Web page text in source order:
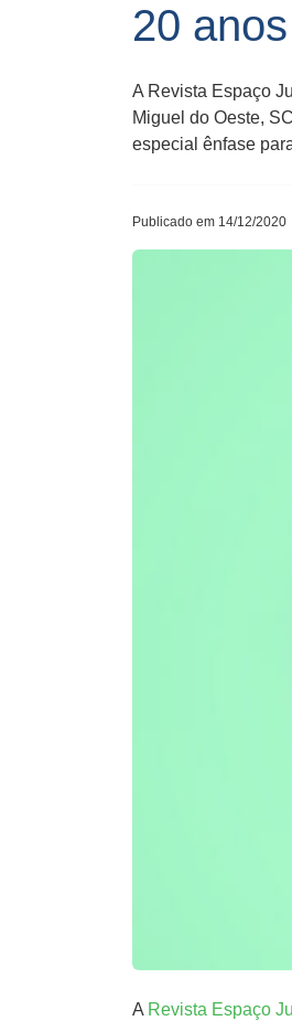
20 anos
A Revista Espaço
Miguel do Oeste,
especial ênfase
Publicado em 14/12/2020
A Revista Espaço